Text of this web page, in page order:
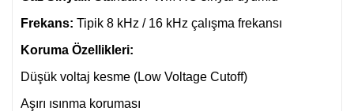
Frekans: Tipik 8 kHz / 16 kHz çalışma frekansı
Koruma Özellikleri:
Düşük voltaj kesme (Low Voltage Cutoff)
Aşırı ısınma koruması